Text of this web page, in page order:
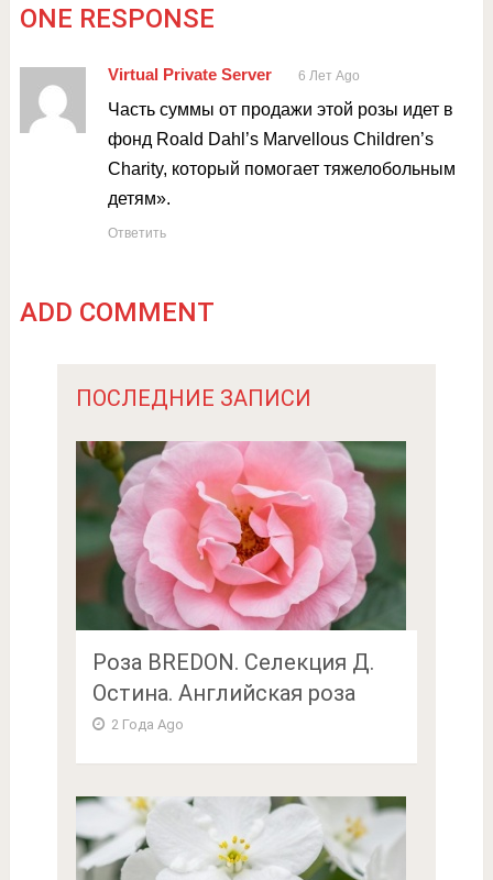
ONE RESPONSE
Virtual Private Server 6 Лет Ago
Часть суммы от продажи этой розы идет в
фонд Roald Dahl’s Marvellous Children’s
Charity, который помогает тяжелобольным
детям».
Ответить
ADD COMMENT
ПОСЛЕДНИЕ ЗАПИСИ
Роза BREDON. Селекция Д.
Остина. Английская роза
2 Года Ago